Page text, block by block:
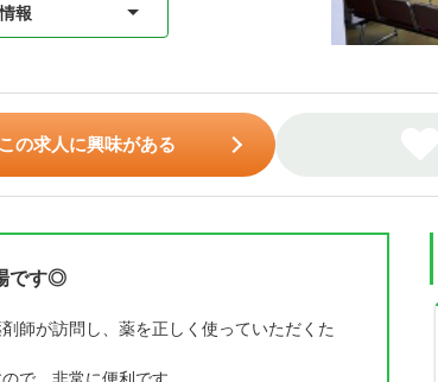
報
この求人に興味がある
です◎
師が訪問し、薬を正しく使っていただくた